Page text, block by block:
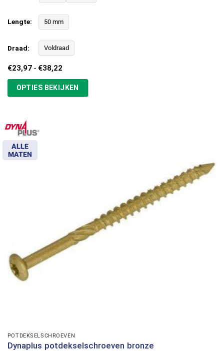
Lengte: 50 mm
Draad: Voldraad
€23,97 - €38,22Prijsklasse:
tot
€38,22
OPTIES BEKIJKEN
ALLE
MATEN
POTDEKSELSCHROEVEN
Dynaplus potdekselschroeven bronze